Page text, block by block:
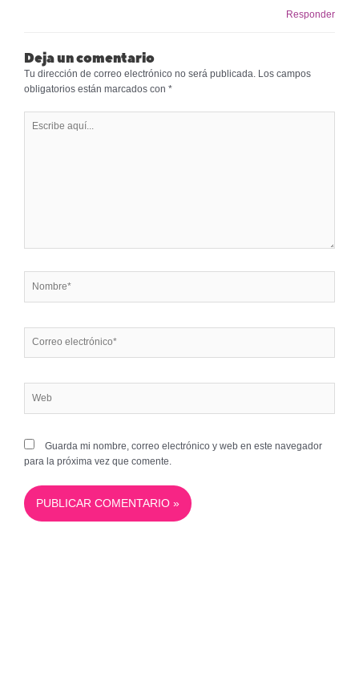
Responder
Deja un comentario
Tu dirección de correo electrónico no será publicada. Los campos
obligatorios están marcados con *
aquí...
electrónico*
Guarda mi nombre, correo electrónico y web en este navegador
para la próxima vez que comente.